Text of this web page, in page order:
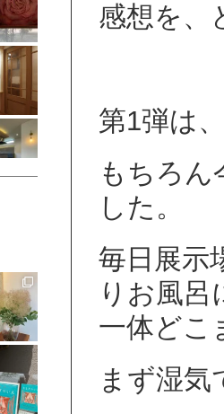
感想を、
第1弾は
もちろ
した。
毎日展示
りお風
一体どこ
まず湿